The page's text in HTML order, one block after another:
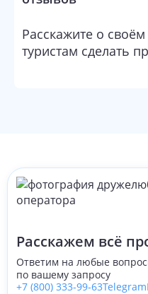
Расскажите о
туристам сделать
Расскажем всё
Ответим на любые
по вашему запросу
+7 (800) 333-99-63Telegram